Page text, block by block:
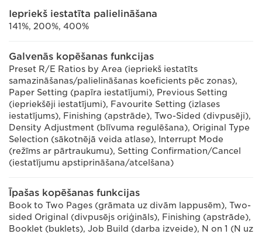
Iepriekš iestatīta palielināšana
141%, 200%, 400%
Galvenās kopēšanas funkcijas
Preset R/E Ratios by Area (iepriekš iestatīts
samazināšanas/palielināšanas koeficients pēc zonas),
Paper Setting (papīra iestatījumi), Previous Setting
(iepriekšēji iestatījumi), Favourite Setting (izlases
iestatījums), Finishing (apstrāde), Two-Sided (divpusēji),
Density Adjustment (blīvuma regulēšana), Original Type
Selection (sākotnējā veida atlase), Interrupt Mode
(režīms ar pārtraukumu), Setting Confirmation/Cancel
(iestatījumu apstiprināšana/atcelšana)
Īpašas kopēšanas funkcijas
Book to Two Pages (grāmata uz divām lappusēm), Two-
sided Original (divpusējs oriģināls), Finishing (apstrāde),
Booklet (buklets), Job Build (darba izveide), N on 1 (N uz